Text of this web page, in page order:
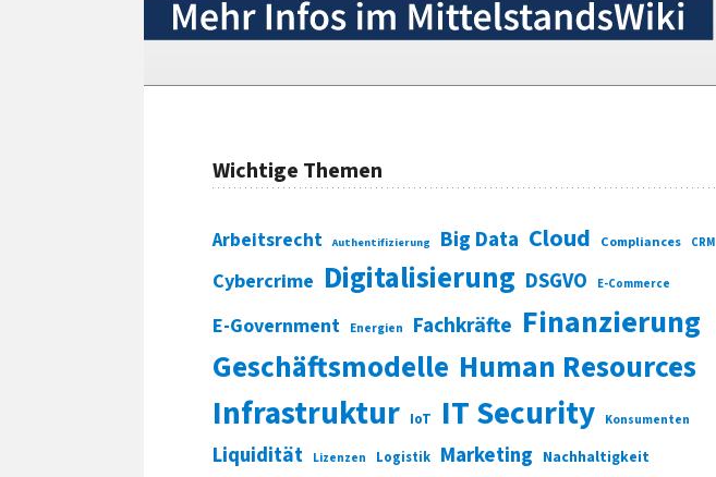
Wichtige Themen
Arbeitsrecht Authentifizierung Big Data Cloud Compliances CRM
Cybercrime Digitalisierung DSGVO E-Commerce
E-Government Energien Fachkräfte Finanzierung
Geschäftsmodelle Human Resources
Infrastruktur IoT IT Security Konsumenten
Liquidität Lizenzen Logistik Marketing Nachhaltigkeit